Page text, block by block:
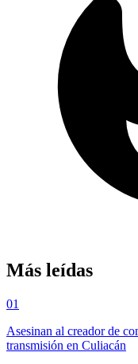
Más leídas
01
Asesinan al creador de
transmisión en Culiacán